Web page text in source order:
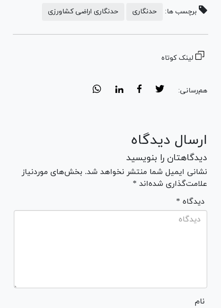
برچسب ها: حدنگاری حدنگاری اراضی کشاورزی
لینک کوتاه
هم‌رسانی:
ارسال دیدگاه
دیدگاهتان را بنویسید
نشانی ایمیل شما منتشر نخواهد شد. بخش‌های موردنیاز
علامت‌گذاری شده‌اند *
* دیدگاه
نام